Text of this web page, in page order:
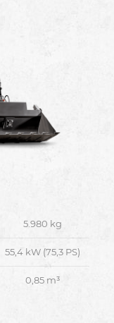
5.980 kg
55,4 kW (75,3 PS)
0,85 m³